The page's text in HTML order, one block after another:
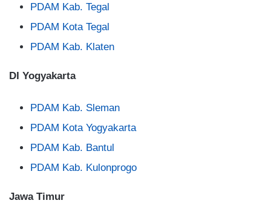
PDAM Kab. Tegal
PDAM Kota Tegal
PDAM Kab. Klaten
DI Yogyakarta
PDAM Kab. Sleman
PDAM Kota Yogyakarta
PDAM Kab. Bantul
PDAM Kab. Kulonprogo
Jawa Timur